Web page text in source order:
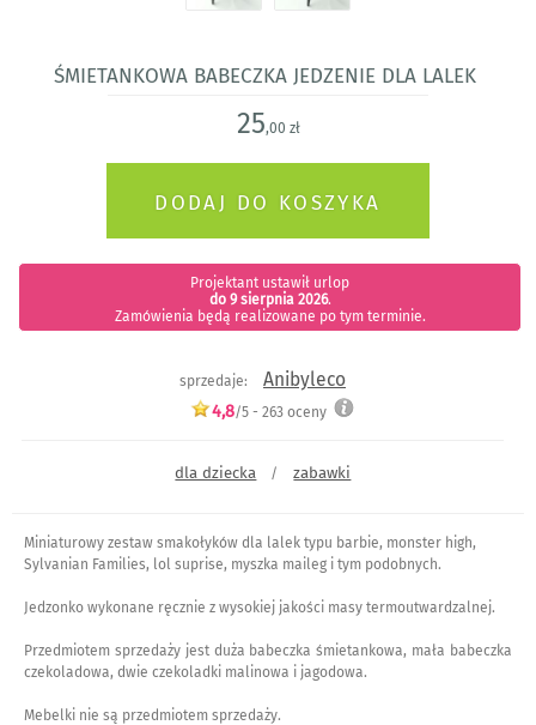
śmietankowa babeczka jedzenie dla lalek
25,00 zł
Projektant ustawił urlop
do 9 sierpnia 2026.
Zamówienia będą realizowane po tym terminie.
sprzedaje: Anibyleco
4,8/5 - 263oceny
dla dziecka / zabawki
Miniaturowy zestaw smakołyków dla lalek typu barbie, monster high,
Sylvanian Families, lol suprise, myszka maileg i tym podobnych.
Jedzonko wykonane ręcznie z wysokiej jakości masy termoutwardzalnej.
Przedmiotem sprzedaży jest duża babeczka śmietankowa, mała babeczka
czekoladowa, dwie czekoladki malinowa i jagodowa.
Mebelki nie są przedmiotem sprzedaży.